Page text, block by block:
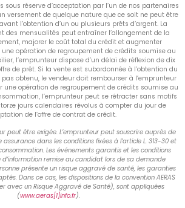
sous réserve d’acceptation par l’un de nos partenaires
versement de quelque nature que ce soit ne peut être
l’obtention d’un ou plusieurs prêts d’argent. La
des mensualités peut entraîner l’allongement de la
majorer le coût total du crédit et augmenter
une opération de regroupement de crédits soumise au
l’emprunteur dispose d’un délai de réflexion de dix
de prêt. Si la vente est subordonnée à l’obtention du
obtenu, le vendeur doit rembourser à l’emprunteur
une opération de regroupement de crédits soumise au
l’emprunteur peut se rétracter sans motifs
jours calendaires révolus à compter du jour de
de l’offre de contrat de crédit.
peut être exigée. L’emprunteur peut souscrire auprès de
assurance dans les conditions fixées à l’article L. 313-30 et
Les événements garantis et les conditions
remise au candidat lors de sa demande
présente un risque aggravé de santé, les garanties
Dans ce cas, les dispositions de la convention AERAS
avec un Risque Aggravé de Santé), sont appliquées
(www.aeras[1]info.fr).